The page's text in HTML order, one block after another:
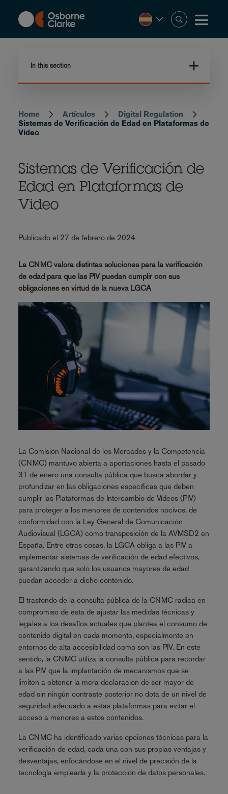
content
In this section
Breadcrumb
Home Artículos
Digital Regulation
Sistemas de Verificación de Edad en Plataformas de
Video
Sistemas de Verificación de
Edad en Plataformas de
Video
Publicado el 27 de febrero de 2024
La CNMC valora distintas soluciones para la verificación
de edad para que las PIV puedan cumplir con sus
obligaciones en virtud de la nueva LGCA
La Comisión Nacional de los Mercados y la Competencia
(CNMC) mantuvo abierta a aportaciones hasta el pasado
31 de enero una consulta pública que busca abordar y
profundizar en las obligaciones específicas que deben
cumplir las Plataformas de Intercambio de Vídeos (PIV)
para proteger a los menores de contenidos nocivos, de
conformidad con la Ley General de Comunicación
Audiovisual (LGCA) como transposición de la AVMSD2 en
España. Entre otras cosas, la LGCA obliga a las PIV a
implementar sistemas de verificación de edad efectivos,
garantizando que solo los usuarios mayores de edad
puedan acceder a dicho contenido.
El trasfondo de la consulta pública de la CNMC radica en
compromiso de esta de ajustar las medidas técnicas y
legales a los desafíos actuales que plantea el consumo de
contenido digital en cada momento, especialmente en
entornos de alta accesibilidad como son las PIV. En este
sentido, la CNMC utiliza la consulta pública para recordar
a las PIV que la implantación de mecanismos que se
limiten a obtener la mera declaración de ser mayor de
edad sin ningún contraste posterior no dota de un nivel de
seguridad adecuado a estas plataformas para evitar el
acceso a menores a estos contenidos.
La CNMC ha identificado varias opciones técnicas para la
verificación de edad, cada una con sus propias ventajas y
desventajas, enfocándose en el nivel de precisión de la
tecnología empleada y la protección de datos personales.